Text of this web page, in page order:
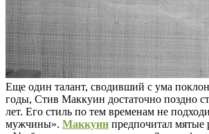
Еще один талант, сводивший с ума
годы, Стив Маккуин достаточно поздно
лет. Его стиль по тем временам не
мужчины». Маккуин предпочитал